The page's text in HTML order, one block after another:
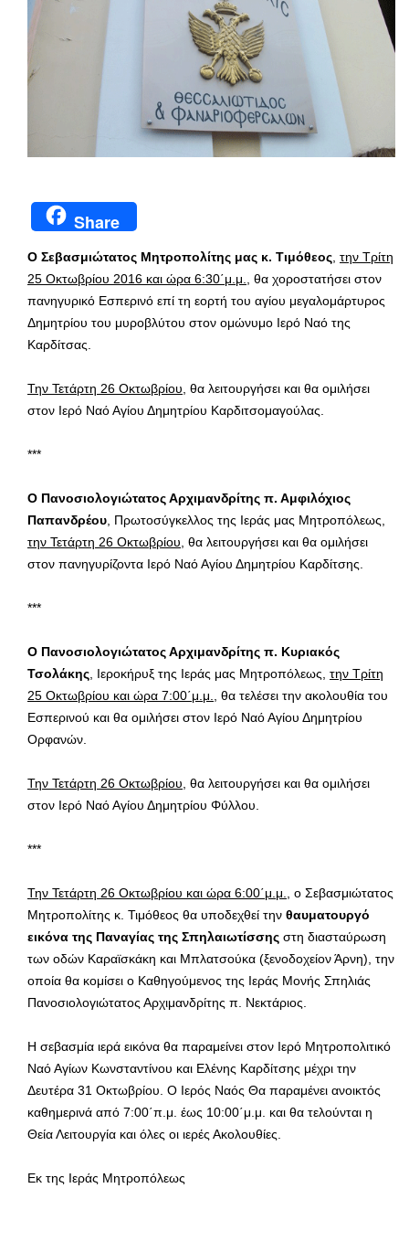
Share
Ο Σεβασμιώτατος Μητροπολίτης μας κ. Τιμόθεος την Τρίτη
25 Οκτωβρίου 2016 και ώρα 6:30΄μ.μ.
, θα χοροστατήσει στον
πανηγυρικό Εσπερινό επί τη εορτή του αγίου μεγαλομάρτυρος
Δημητρίου του μυροβλύτου στον ομώνυμο Ιερό Ναό της
Καρδίτσας.
Την Τετάρτη 26 Οκτωβρίου , θα λειτουργήσει και θα ομιλήσει
στον Ιερό Ναό Αγίου Δημητρίου Καρδιτσομαγούλας.
***
Ο Πανοσιολογιώτατος Αρχιμανδρίτης π. Αμφιλόχιος
Παπανδρέου , Πρωτοσύγκελλος της Ιεράς μας Μητροπόλεως,
την Τετάρτη 26 Οκτωβρίου , θα λειτουργήσει και θα ομιλήσει
στον πανηγυρίζοντα Ιερό Ναό Αγίου Δημητρίου Καρδίτσης.
***
Ο Πανοσιολογιώτατος Αρχιμανδρίτης π. Κυριακός
Τσολάκης , Ιεροκήρυξ της Ιεράς μας Μητροπόλεως, την Τρίτη
25 Οκτωβρίου και ώρα 7:00΄μ.μ.
, θα τελέσει την ακολουθία του
Εσπερινού και θα ομιλήσει στον Ιερό Ναό Αγίου Δημητρίου
Ορφανών.
Την Τετάρτη 26 Οκτωβρίου , θα λειτουργήσει και θα ομιλήσει
στον Ιερό Ναό Αγίου Δημητρίου Φύλλου.
***
Την Τετάρτη 26 Οκτωβρίου και ώρα 6:00΄μ.μ.
, ο Σεβασμιώτατος
Μητροπολίτης κ. Τιμόθεος θα υποδεχθεί την θαυματουργό
εικόνα της Παναγίας της Σπηλαιωτίσσης στη διασταύρωση
των οδών Καραϊσκάκη και Μπλατσούκα (ξενοδοχείον Άρνη), την
οποία θα κομίσει ο Καθηγούμενος της Ιεράς Μονής Σπηλιάς
Πανοσιολογιώτατος Αρχιμανδρίτης π. Νεκτάριος.
Η σεβασμία ιερά εικόνα θα παραμείνει στον Ιερό Μητροπολιτικό
Ναό Αγίων Κωνσταντίνου και Ελένης Καρδίτσης μέχρι την
Δευτέρα 31 Οκτωβρίου. Ο Ιερός Ναός Θα παραμένει ανοικτός
καθημερινά από 7:00΄π.μ. έως 10:00΄μ.μ. και θα τελούνται η
Θεία Λειτουργία και όλες οι ιερές Ακολουθίες.
Εκ της Ιεράς Μητροπόλεως